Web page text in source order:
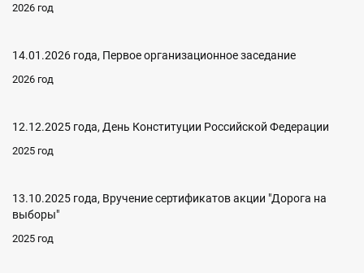
2026 год
14.01.2026 года, Первое организационное заседание
2026 год
12.12.2025 года, День Конституции Российской Федерации
2025 год
13.10.2025 года, Вручение сертификатов акции "Дорога на
выборы"
2025 год